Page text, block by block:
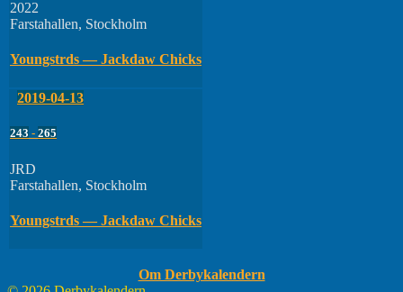
2022
Farstahallen, Stockholm
Youngstrds — Jackdaw Chicks
2019-04-13
243 - 265
JRD
Farstahallen, Stockholm
Youngstrds — Jackdaw Chicks
Om Derbykalendern